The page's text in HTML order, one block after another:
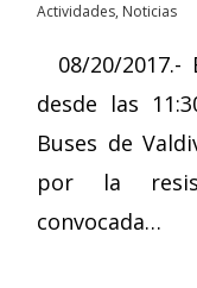
Actividades, Noticias
08/20/2017.-
desde las
Buses de
por la
convocada…